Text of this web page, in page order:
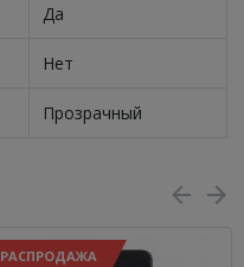
Да
Нет
Прозрачный
РАСПРОДАЖА